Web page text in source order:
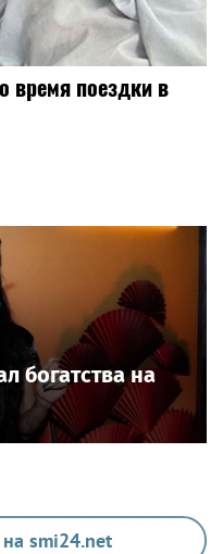
поездки в
богатства на
на smi24.net